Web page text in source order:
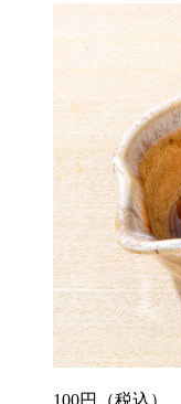
100円 （税込）